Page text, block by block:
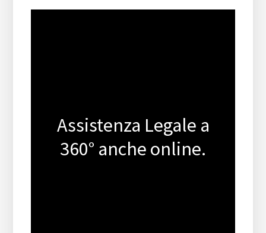
Assistenza Legale a
360° anche online.